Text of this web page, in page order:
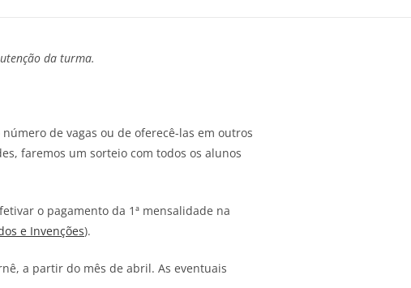
da turma.
de vagas ou de oferecê-las em outros
faremos um sorteio com todos os alunos
o pagamento da 1ª mensalidade na
e Invenções).
a partir do mês de abril. As eventuais